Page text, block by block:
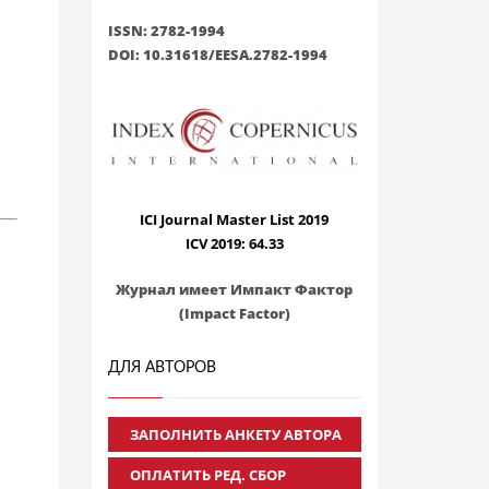
ISSN: 2782-1994
DOI: 10.31618/EESA.2782-1994
ICI Journal Master List 2019
ICV 2019: 64.33
Журнал имеет Импакт Фактор
(Impact Factor)
ДЛЯ АВТОРОВ
ЗАПОЛНИТЬ АНКЕТУ АВТОРА
ОПЛАТИТЬ РЕД. СБОР